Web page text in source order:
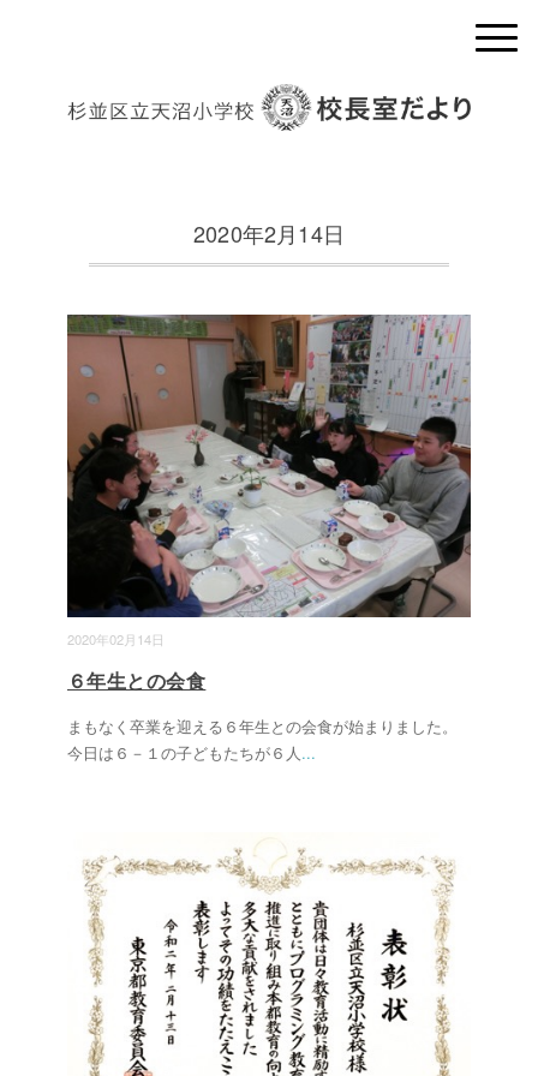
2020年2月14日
2020年02月14日
６年生との会食
まもなく卒業を迎える６年生との会食が始まりました。
今日は６－１の子どもたちが６人...